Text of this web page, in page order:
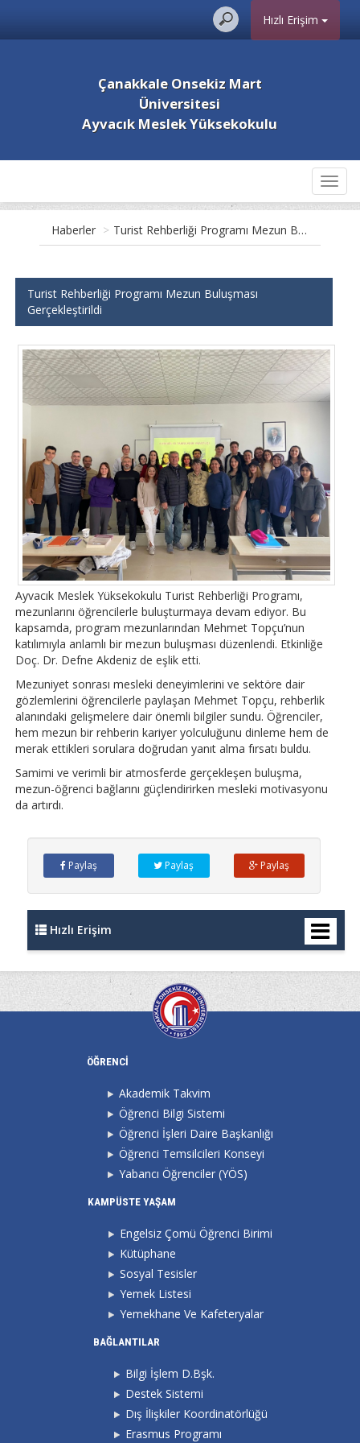
Hızlı Erişim
Çanakkale Onsekiz Mart
Üniversitesi
Ayvacık Meslek Yüksekokulu
Haberler > Turist Rehberliği Programı Mezun Buluşması Gerçekleştirildi
Turist Rehberliği Programı Mezun Buluşması
Gerçekleştirildi
Ayvacık Meslek Yüksekokulu Turist Rehberliği Programı,
mezunlarını öğrencilerle buluşturmaya devam ediyor. Bu
kapsamda, program mezunlarından Mehmet Topçu’nun
katılımıyla anlamlı bir mezun buluşması düzenlendi. Etkinliğe
Doç. Dr. Defne Akdeniz de eşlik etti.
Mezuniyet sonrası mesleki deneyimlerini ve sektöre dair
gözlemlerini öğrencilerle paylaşan Mehmet Topçu, rehberlik
alanındaki gelişmelere dair önemli bilgiler sundu. Öğrenciler,
hem mezun bir rehberin kariyer yolculuğunu dinleme hem de
merak ettikleri sorulara doğrudan yanıt alma fırsatı buldu.
Samimi ve verimli bir atmosferde gerçekleşen buluşma,
mezun-öğrenci bağlarını güçlendirirken mesleki motivasyonu
da artırdı.
Paylaş Paylaş Paylaş
Hızlı Erişim
ÖĞRENCİ
Akademik Takvim
Öğrenci Bilgi Sistemi
Öğrenci İşleri Daire Başkanlığı
Öğrenci Temsilcileri Konseyi
Yabancı Öğrenciler (YÖS)
KAMPÜSTE YAŞAM
Engelsiz Çomü Öğrenci Birimi
Kütüphane
Sosyal Tesisler
Yemek Listesi
Yemekhane Ve Kafeteryalar
BAĞLANTILAR
Bilgi İşlem D.Bşk.
Destek Sistemi
Dış İlişkiler Koordinatörlüğü
Erasmus Programı